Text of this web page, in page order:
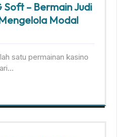
Soft – Bermain Judi
Modal
satu permainan kasino